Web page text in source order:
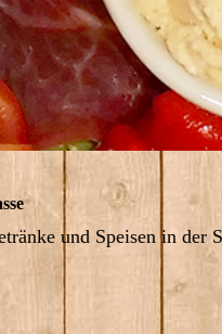
und Speisen in der